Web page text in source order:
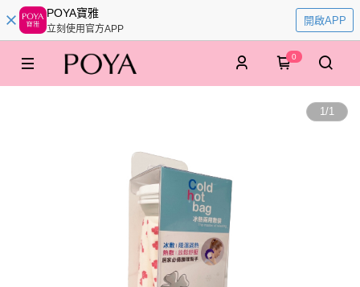
POYA寶雅
立刻使用官方APP
開啟APP
0
1/1